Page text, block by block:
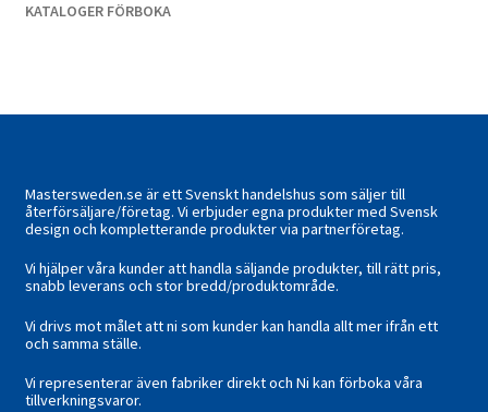
KATALOGER FÖRBOKA
Mastersweden.se är ett Svenskt handelshus som säljer till
återförsäljare/företag. Vi erbjuder egna produkter med Svensk
design och kompletterande produkter via partnerföretag.
Vi hjälper våra kunder att handla säljande produkter, till rätt pris,
snabb leverans och stor bredd/produktområde.
Vi drivs mot målet att ni som kunder kan handla allt mer ifrån ett
och samma ställe.
Vi representerar även fabriker direkt och Ni kan förboka våra
tillverkningsvaror.